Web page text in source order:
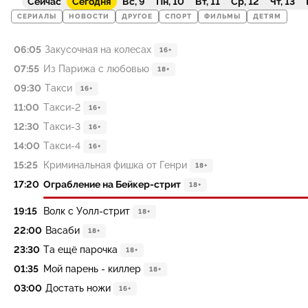
СЕРИАЛЫ НОВОСТИ ДРУГОЕ СПОРТ ФИЛЬМЫ ДЕТЯМ
06:05 Закусочная на колесах 16+
07:55 Из Парижа с любовью 18+
09:30 Такси 16+
11:00 Такси-2 16+
12:30 Такси-3 16+
14:00 Такси-4 16+
15:25 Криминальная фишка от Генри 18+
17:20 Ограбление на Бейкер-стрит 18+
19:15 Волк с Уолл-стрит 18+
22:00 Васаби 18+
23:30 Та ещё парочка 18+
01:35 Мой парень - киллер 18+
03:00 Достать ножи 16+